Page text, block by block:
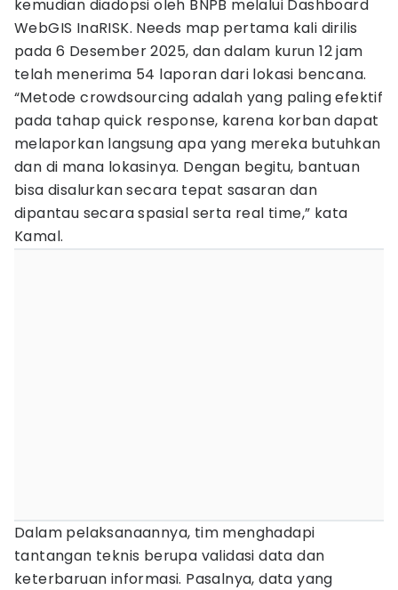
kemudian diadopsi oleh BNPB melalui Dashboard
WebGIS InaRISK. Needs map pertama kali dirilis
pada 6 Desember 2025, dan dalam kurun 12 jam
telah menerima 54 laporan dari lokasi bencana.
“Metode crowdsourcing adalah yang paling efektif
pada tahap quick response, karena korban dapat
melaporkan langsung apa yang mereka butuhkan
dan di mana lokasinya. Dengan begitu, bantuan
bisa disalurkan secara tepat sasaran dan
dipantau secara spasial serta real time,” kata
Kamal.
Dalam pelaksanaannya, tim menghadapi
tantangan teknis berupa validasi data dan
keterbaruan informasi. Pasalnya, data yang